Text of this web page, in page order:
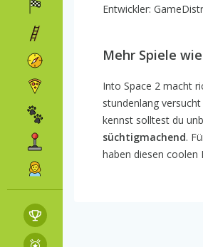
Entwickler:
Mehr Spiele
Into Space 2 macht
stundenlang
kennst solltest du
süchtigmachend.
haben diesen coolen